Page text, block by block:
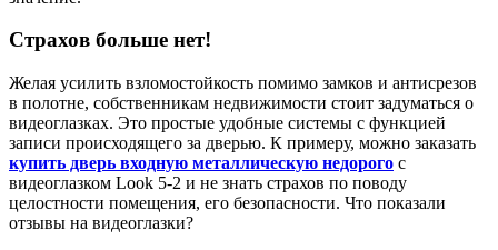
Страхов больше нет!
Желая усилить взломостойкость помимо замков и антисрезов
в полотне, собственникам недвижимости стоит задуматься о
видеоглазках. Это простые удобные системы с функцией
записи происходящего за дверью. К примеру, можно заказать
купить дверь входную металлическую недорого с
видеоглазком Look 5-2 и не знать страхов по поводу
целостности помещения, его безопасности. Что показали
отзывы на видеоглазки?